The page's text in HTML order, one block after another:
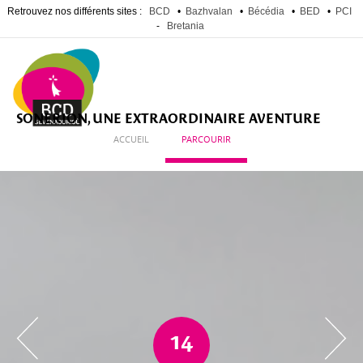
Retrouvez nos différents sites : BCD • Bazhvalan • Bécédia • BED •
PCI
-
Bretania
contenu
principal
SONERION, UNE EXTRAORDINAIRE AVENTURE
ACCUEIL
PARCOURIR
14